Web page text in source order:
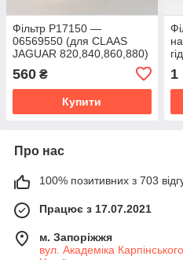
Фільтр P17150 —
06569550 (для CLAAS
JAGUAR 820,840,860,880)
гідравлічний від Donaldson
США
560 ₴
Купити
1
Про нас
100% позитивних з 703
Працює з 17.07.2021
м. Запоріжжя
вул. Академіка